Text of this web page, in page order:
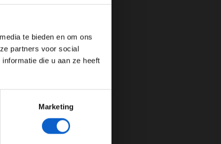
te bieden en om ons
partners voor social
die u aan ze heeft
Marketing